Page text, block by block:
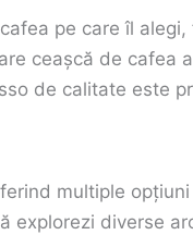
pe care îl alegi,
ceașcă de cafea
de calitate este
multiple
explorezi diverse